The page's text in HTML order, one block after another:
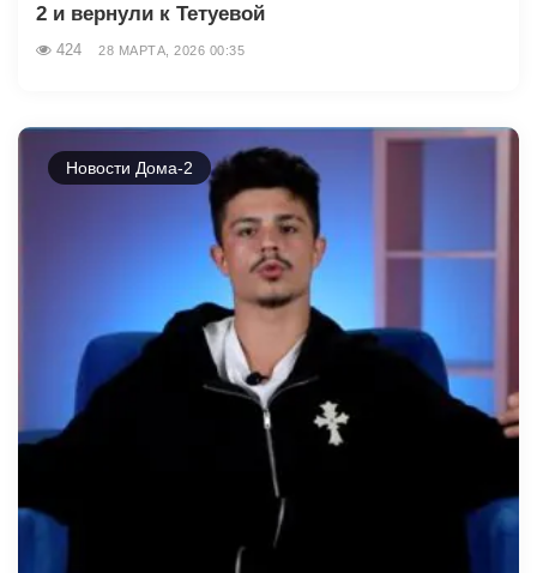
2 и вернули к Тетуевой
424 28 МАРТА, 2026 00:35
Новости Дома-2